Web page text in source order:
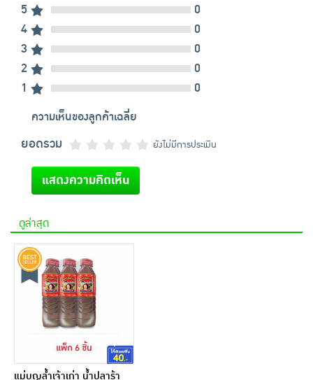
5
0
4
0
3
0
2
0
1
0
ความเห็นของลูกค้าเฉลี่ย
ยอดรวม ยังไม่มีการประเมิน
แสดงความคิดเห็น
ดูล่าสุด
แม่บุญล้ำเจ้าเก่า น้ำปลาร้า